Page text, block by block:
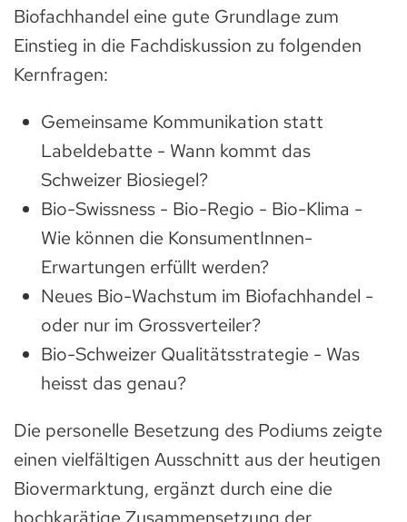
Biofachhandel eine gute Grundlage zum
Einstieg in die Fachdiskussion zu folgenden
Kernfragen:
Gemeinsame Kommunikation statt
Labeldebatte - Wann kommt das
Schweizer Biosiegel?
Bio-Swissness - Bio-Regio - Bio-Klima -
Wie können die KonsumentInnen-
Erwartungen erfüllt werden?
Neues Bio-Wachstum im Biofachhandel -
oder nur im Grossverteiler?
Bio-Schweizer Qualitätsstrategie - Was
heisst das genau?
Die personelle Besetzung des Podiums zeigte
einen vielfältigen Ausschnitt aus der heutigen
Biovermarktung, ergänzt durch eine die
hochkarätige Zusammensetzung der